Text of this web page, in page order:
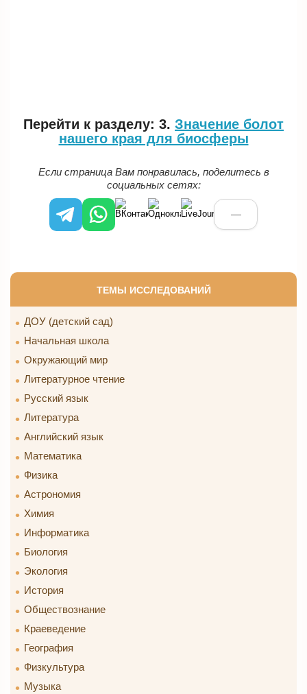
ТЕМЫ ИССЛЕДОВАНИЙ
ДОУ (детский сад)
Начальная школа
Окружающий мир
Литературное чтение
Русский язык
Литература
Английский язык
Математика
Физика
Астрономия
Химия
Информатика
Биология
Экология
История
Обществознание
Краеведение
География
Физкультура
Музыка
Перейти к разделу: 3. Значение болот
нашего края для биосферы
Если страница Вам понравилась, поделитесь в
социальных сетях:
—